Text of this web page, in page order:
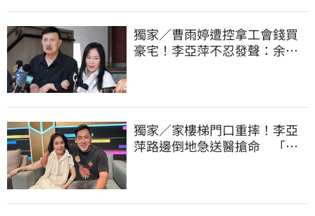
獨家／曹雨婷遭控拿工會錢買
豪宅！李亞萍不忍發聲：余天
獨家／家樓梯門口重摔！李亞
萍路邊倒地急送醫搶命 「最